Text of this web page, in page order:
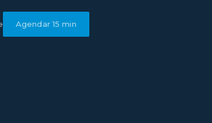
Agendar 15 min